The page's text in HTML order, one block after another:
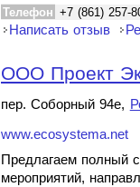
Телефон +7 (861) 257-
Написать отзыв
ООО Проект
пер. Соборный 94е,
www.ecosystema.net
Предлагаем полный
мероприятий,